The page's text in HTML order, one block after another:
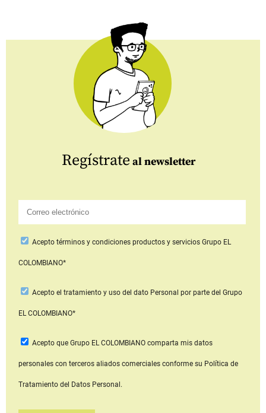
Regístrate al newsletter
Aceptotérminos y condiciones productos y serviciosGrupo EL
COLOMBIANO*
Acepto el tratamiento y uso del dato Personal por parte del Grupo
EL COLOMBIANO*
Acepto que Grupo EL COLOMBIANOcomparta mis datos
personales con terceros aliados comerciales conforme su Política de
Tratamiento del Datos Personal.